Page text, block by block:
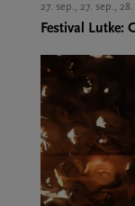
27. sep., 27. sep., 28.
Festival Lutke: